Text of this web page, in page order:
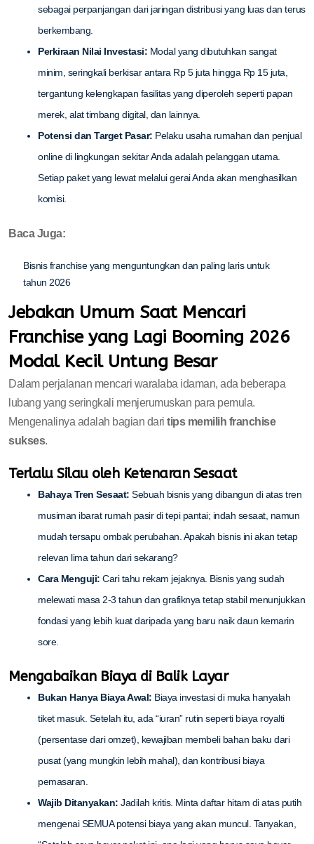
sebagai perpanjangan dari jaringan distribusi yang luas dan terus
berkembang.
Perkiraan Nilai Investasi: Modal yang dibutuhkan sangat
minim, seringkali berkisar antara Rp 5 juta hingga Rp 15 juta,
tergantung kelengkapan fasilitas yang diperoleh seperti papan
merek, alat timbang digital, dan lainnya.
Potensi dan Target Pasar: Pelaku usaha rumahan dan penjual
online di lingkungan sekitar Anda adalah pelanggan utama.
Setiap paket yang lewat melalui gerai Anda akan menghasilkan
komisi.
Baca Juga:
Bisnis franchise yang menguntungkan dan paling laris untuk
tahun 2026
Jebakan Umum Saat Mencari
Franchise yang Lagi Booming 2026
Modal Kecil Untung Besar
Dalam perjalanan mencari waralaba idaman, ada beberapa
lubang yang seringkali menjerumuskan para pemula.
Mengenalinya adalah bagian dari tips memilih franchise
sukses.
Terlalu Silau oleh Ketenaran Sesaat
Bahaya Tren Sesaat: Sebuah bisnis yang dibangun di atas tren
musiman ibarat rumah pasir di tepi pantai; indah sesaat, namun
mudah tersapu ombak perubahan. Apakah bisnis ini akan tetap
relevan lima tahun dari sekarang?
Cara Menguji: Cari tahu rekam jejaknya. Bisnis yang sudah
melewati masa 2-3 tahun dan grafiknya tetap stabil menunjukkan
fondasi yang lebih kuat daripada yang baru naik daun kemarin
sore.
Mengabaikan Biaya di Balik Layar
Bukan Hanya Biaya Awal: Biaya investasi di muka hanyalah
tiket masuk. Setelah itu, ada “iuran” rutin seperti biaya royalti
(persentase dari omzet), kewajiban membeli bahan baku dari
pusat (yang mungkin lebih mahal), dan kontribusi biaya
pemasaran.
Wajib Ditanyakan: Jadilah kritis. Minta daftar hitam di atas putih
mengenai SEMUA potensi biaya yang akan muncul. Tanyakan,